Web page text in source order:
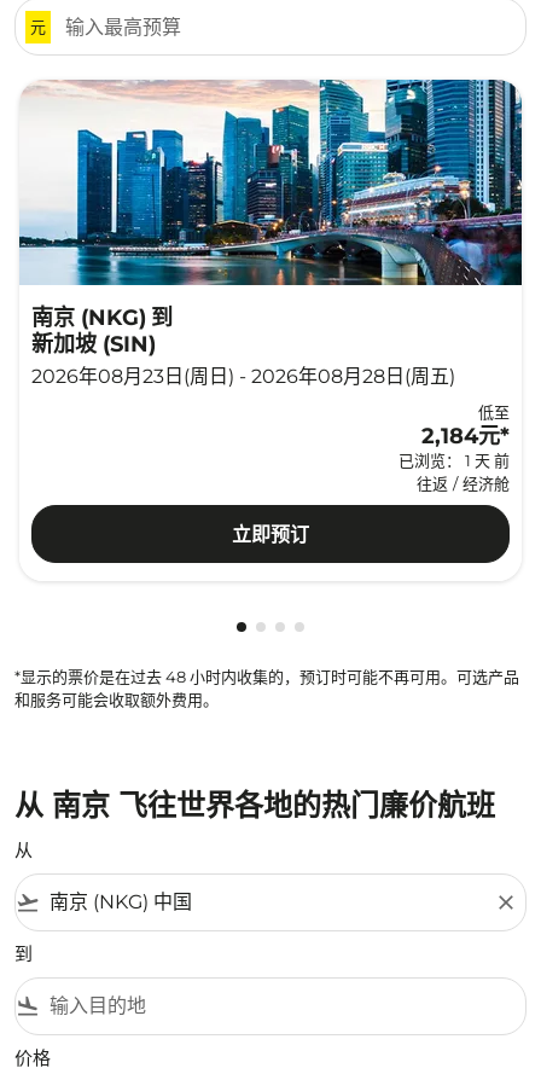
元
南京 (NKG) 到
新加坡 (SIN)
2026年08月23日(周日) - 2026年08月28日(周五)
低至
2,184元*
已浏览： 1 天 前
往返 / 经济舱
立即预订
显示 cmp-pagination-showing-
显示 cmp-pagination-
显示 cmp-pagination-
显示 cmp-pagination-
*显示的票价是在过去 48 小时内收集的，预订时可能不再可用。可选产品
和服务可能会收取额外费用。
从 南京 飞往世界各地的热门廉价航班
从
flight_takeoff close
到
flight_land
价格